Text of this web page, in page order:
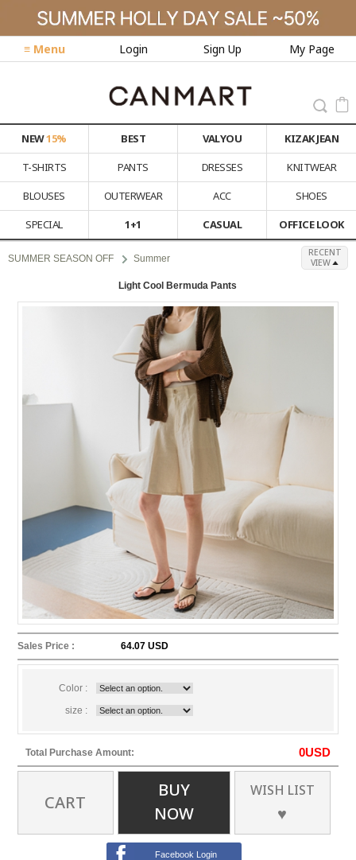
≡ Menu Login Sign Up My Page
NEW15% BEST VALYOU
KIZAK JEAN
T-SHIRTS
PANTS DRESSES
KNITWEAR
BLOUSES
OUTERWEAR ACC
SHOES
SPECIAL
1+1 CASUAL OFFICE LOOK
SUMMER SEASON OFF Summer
RECENT
VIEW
Light Cool Bermuda Pants
Sales Price : 64.07 USD
Color :
size :
Total Purchase Amount: 0USD
CART
BUY
NOW
WISH LIST
♥
Facebook Login